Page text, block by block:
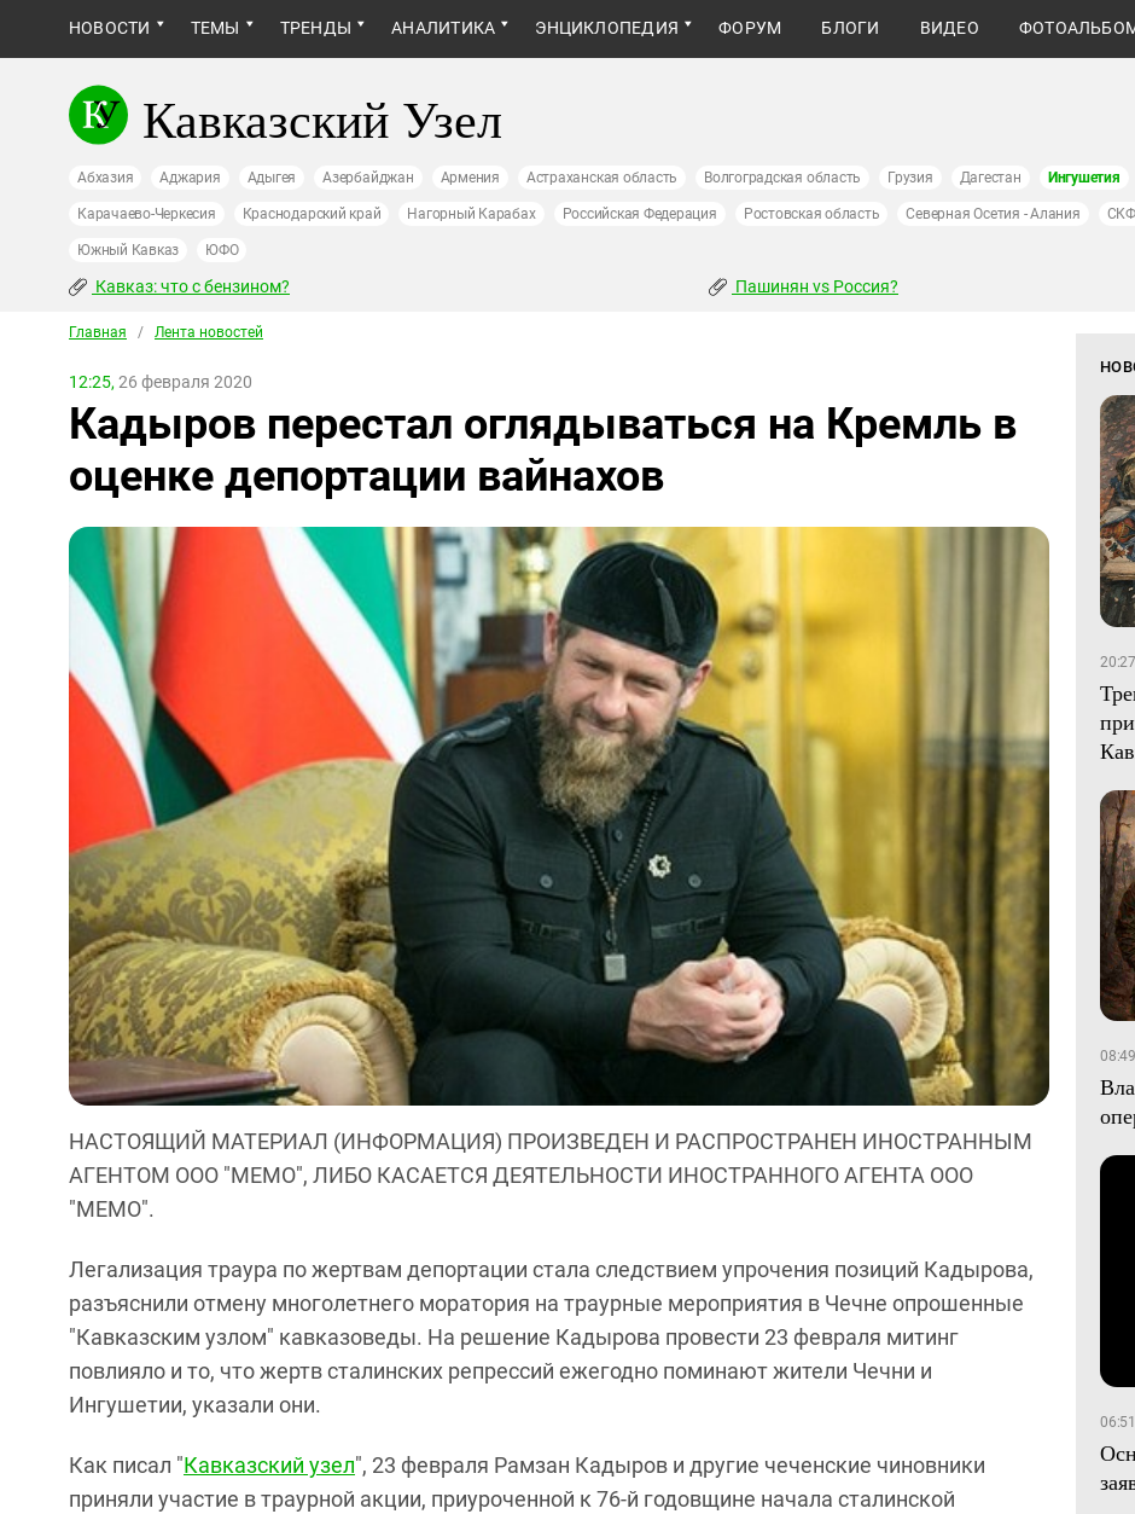
НОВОСТИ ТЕМЫ ТРЕНДЫ АНАЛИТИКА ЭНЦИКЛОПЕДИЯ ФОРУМ БЛОГИ ВИДЕО
Кавказский Узел
Абхазия Аджария Адыгея Азербайджан Армения Астраханская область Волгоградская область Грузия Дагестан Ингушетия
Карачаево-Черкесия Краснодарский край Нагорный Карабах Российская Федерация Ростовская область Северная Осетия - Алания
Южный Кавказ ЮФО
Кавказ: что с бензином? Пашинян vs Россия?
Главная / Лента новостей
12:25, 26 февраля 2020
Кадыров перестал оглядываться на Кремль в
оценке депортации вайнахов
НАСТОЯЩИЙ МАТЕРИАЛ (ИНФОРМАЦИЯ) ПРОИЗВЕДЕН И РАСПРОСТРАНЕН ИНОСТРАННЫМ
АГЕНТОМ ООО "МЕМО", ЛИБО КАСАЕТСЯ ДЕЯТЕЛЬНОСТИ ИНОСТРАННОГО АГЕНТА ООО
"МЕМО".
Легализация траура по жертвам депортации стала следствием упрочения позиций Кадырова,
разъяснили отмену многолетнего моратория на траурные мероприятия в Чечне опрошенные
"Кавказским узлом" кавказоведы. На решение Кадырова провести 23 февраля митинг
повлияло и то, что жертв сталинских репрессий ежегодно поминают жители Чечни и
Ингушетии, указали они.
Как писал "Кавказский узел", 23 февраля Рамзан Кадыров и другие чеченские чиновники
приняли участие в траурной акции, приуроченной к 76-й годовщине начала сталинской